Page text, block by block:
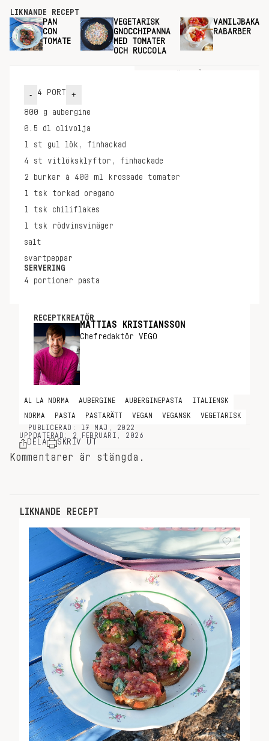
LIKNANDE RECEPT
PAN
CON
TOMATE
VEGETARISK
GNOCCHIPANNA
MED TOMATER
OCH RUCCOLA
VANILJBAKADE
RABARBER
- 4 PORT +
800 g
aubergine
0.5 dl
olivolja
1 st
gul lök, finhackad
4 st
vitlöksklyftor, finhackade
2
burkar à 400 ml
krossade tomater
1 tsk
torkad oregano
1 tsk
chiliflakes
1 tsk
rödvinsvinäger
salt
svartpeppar
SERVERING
4 portioner pasta
RECEPTKREATÖR
MATTIAS KRISTIANSSON
Chefredaktör VEGO
AL LA NORMA AUBERGINE AUBERGINEPASTA ITALIENSK
NORMA PASTA PASTARÄTT VEGAN VEGANSK
VEGETARISK
PUBLICERAD: 17 MAJ, 2022
UPPDATERAD: 2 FEBRUARI, 2026
DELA SKRIV UT
Kommentarer är stängda.
LIKNANDE RECEPT